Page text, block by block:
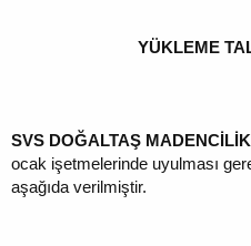
YÜKLEME
SVS DOĞALTAŞ
ocak işetmelerinde uyulması
aşağıda verilmiştir.